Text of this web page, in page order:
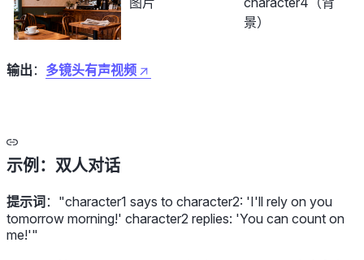
景）
输出 ： 多镜头有声视频
示例：双人对话
提示词 ： "character1 says to character2: 'I'll rely on you
tomorrow morning!' character2 replies: 'You can count on
me!'"